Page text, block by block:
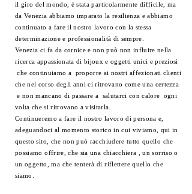
il giro del mondo, è stata particolarmente difficile, ma
da Venezia abbiamo imparato la resilienza e abbiamo
continuato a fare il nostro lavoro con la stessa
determinazione e professionalità di sempre.
Venezia ci fa da cornice e non può non influire nella
ricerca appassionata di bijoux e oggetti unici e preziosi
che continuiamo a proporre ai nostri affezionati clienti
che nel corso degli anni ci ritrovano come una certezza
e non mancano di passare a salutarci con calore ogni
volta che si ritrovano a visitarla.
Continueremo a fare il nostro lavoro di persona e,
adeguandoci al momento storico in cui viviamo , qui in
questo sito, che non può racchiudere tutto quello che
possiamo offrire, che sia una chiacchiera , unsorriso o
un oggetto, ma che tenterà di riflettere quello che
siamo.